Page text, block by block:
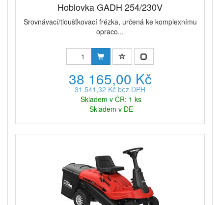
Hoblovka GADH 254/230V
Srovnávací/tloušťkovací frézka, určená ke komplexnímu
opraco...
38 165,00 Kč
31 541,32 Kč bez DPH
Skladem v ČR: 1 ks
Skladem v DE